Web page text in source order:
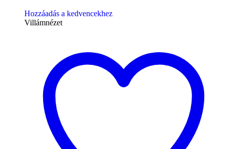
Hozzáadás a kedvencekhez
Villámnézet